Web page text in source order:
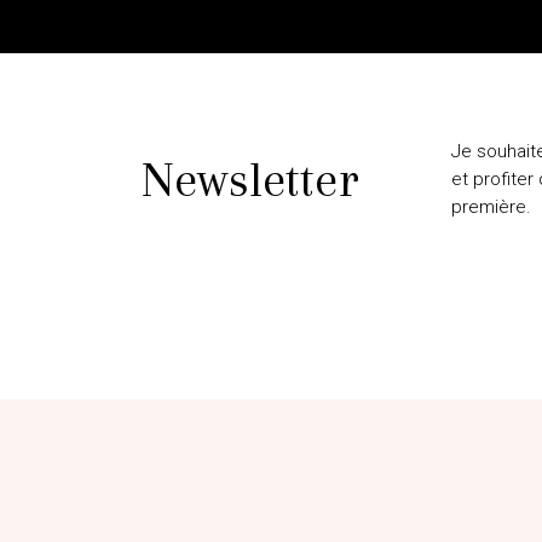
Newsletter
Je
et profiter
première.